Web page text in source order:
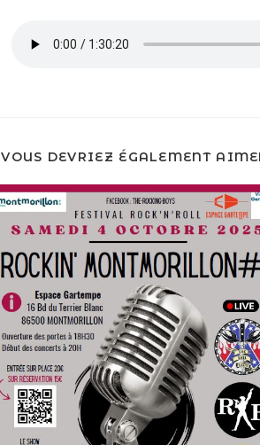
VOUS DEVRIEZ ÉGALEMENT